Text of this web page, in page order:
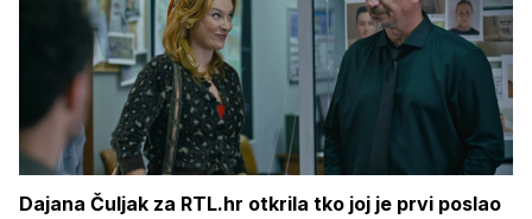
Dajana Čuljak za RTL.hr otkrila tko joj je prvi poslao